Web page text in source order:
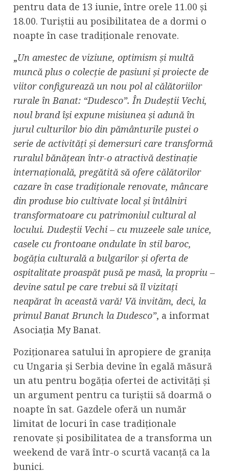
pentru data de 13 iunie, între orele 11.00 și
18.00. Turiștii au posibilitatea de a dormi o
noapte în case tradiționale renovate.
„Un amestec de viziune, optimism și multă
muncă plus o colecție de pasiuni și proiecte de
viitor configurează un nou pol al călătoriilor
rurale în Banat: “Dudesco”. În Dudeștii Vechi,
noul brand își expune misiunea și adună în
jurul culturilor bio din pământurile pustei o
serie de activități și demersuri care transformă
ruralul bănățean într-o atractivă destinație
internațională, pregătită să ofere călătorilor
cazare în case tradiționale renovate, mâncare
din produse bio cultivate local și întâlniri
transformatoare cu patrimoniul cultural al
locului. Dudeștii Vechi – cu muzeele sale unice,
casele cu frontoane ondulate în stil baroc,
bogăția culturală a bulgarilor și oferta de
ospitalitate proaspăt pusă pe masă, la propriu –
devine satul pe care trebui să îl vizitați
neapărat în această vară! Vă invităm, deci, la
primul Banat Brunch la Dudesco”, a informat
Asociația My Banat.
Poziționarea satului în apropiere de granița
cu Ungaria și Serbia devine în egală măsură
un atu pentru bogăția ofertei de activități și
un argument pentru ca turiștii să doarmă o
noapte în sat. Gazdele oferă un număr
limitat de locuri în case tradiționale
renovate și posibilitatea de a transforma un
weekend de vară într-o scurtă vacanță ca la
bunici.